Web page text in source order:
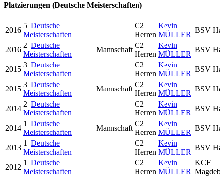
Platzierungen (Deutsche Meisterschaften)
2016
5. Deutsche
Meisterschaften
C2
Herren
Kevin
MÜLLER
BSV
2016
2. Deutsche
Meisterschaften
Mannschaft
C2
Herren
Kevin
MÜLLER
BSV
2015
3. Deutsche
Meisterschaften
C2
Herren
Kevin
MÜLLER
BSV
2015
3. Deutsche
Meisterschaften
Mannschaft
C2
Herren
Kevin
MÜLLER
BSV
2014
2. Deutsche
Meisterschaften
C2
Herren
Kevin
MÜLLER
BSV
2014
1. Deutsche
Meisterschaften
Mannschaft
C2
Herren
Kevin
MÜLLER
BSV
2013
1. Deutsche
Meisterschaften
C2
Herren
Kevin
MÜLLER
BSV
2012
1. Deutsche
Meisterschaften
C2
Herren
Kevin
MÜLLER
KCF